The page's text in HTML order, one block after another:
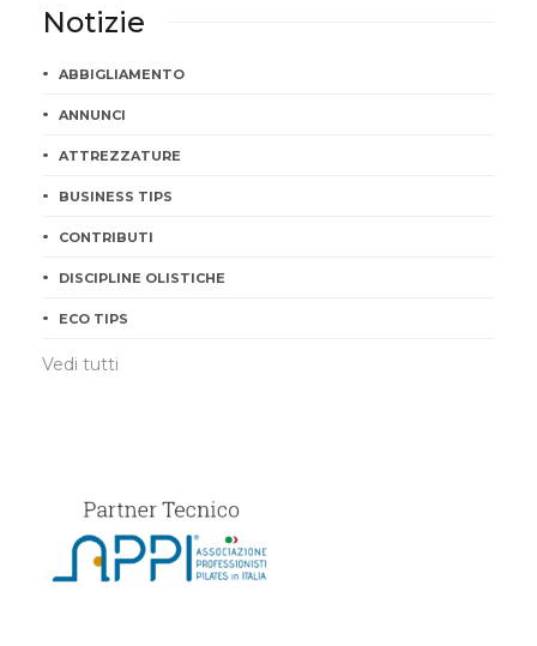
Notizie
ABBIGLIAMENTO
ANNUNCI
ATTREZZATURE
BUSINESS TIPS
CONTRIBUTI
DISCIPLINE OLISTICHE
ECO TIPS